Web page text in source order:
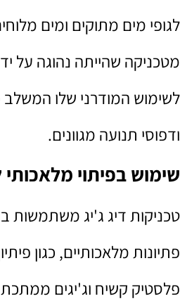
לגופי מים מתוקים ומים
מטכניקה שהייתה נהוגה על
לשימוש המודרני שלו המשלב
ודפוסי תנועה מגוונים.
שימוש בפיתוי מלאכותי
טכניקות דיג ג'יג משתמשות
פתיונות מלאכותיים, כגון
פלסטיק קשיח וג'יגים